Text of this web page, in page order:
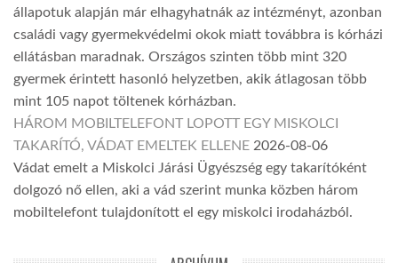
állapotuk alapján már elhagyhatnák az intézményt, azonban
családi vagy gyermekvédelmi okok miatt továbbra is kórházi
ellátásban maradnak. Országos szinten több mint 320
gyermek érintett hasonló helyzetben, akik átlagosan több
mint 105 napot töltenek kórházban.
HÁROM MOBILTELEFONT LOPOTT EGY MISKOLCI
TAKARÍTÓ, VÁDAT EMELTEK ELLENE 2026-08-06
Vádat emelt a Miskolci Járási Ügyészség egy takarítóként
dolgozó nő ellen, aki a vád szerint munka közben három
mobiltelefont tulajdonított el egy miskolci irodaházból.